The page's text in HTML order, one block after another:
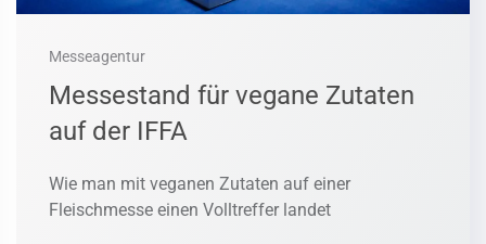
Messeagentur
Messestand für vegane Zutaten
auf der IFFA
Wie man mit veganen Zutaten auf einer
Fleischmesse einen Volltreffer landet